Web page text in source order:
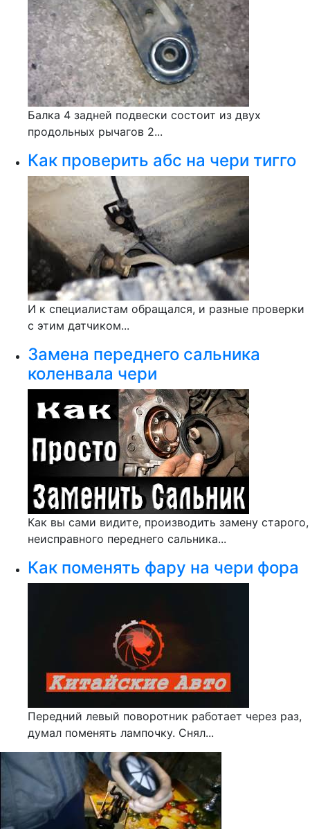
Балка 4 задней подвески состоит из двух
продольных рычагов 2...
Как проверить абс на чери тигго
И к специалистам обращался, и разные проверки
с этим датчиком...
Замена переднего сальника
коленвала чери
Как вы сами видите, производить замену старого,
неисправного переднего сальника...
Как поменять фару на чери фора
Передний левый поворотник работает через раз,
думал поменять лампочку. Снял...